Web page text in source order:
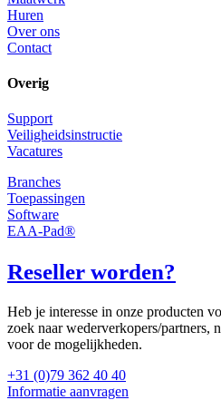
Huren
Over ons
Contact
Overig
Support
Veiligheidsinstructie
Vacatures
Branches
Toepassingen
Software
EAA-Pad®
Reseller worden?
Heb je interesse in onze producten
zoek naar wederverkopers/partners,
voor de mogelijkheden.
+31 (0)79 362 40 40
Informatie aanvragen